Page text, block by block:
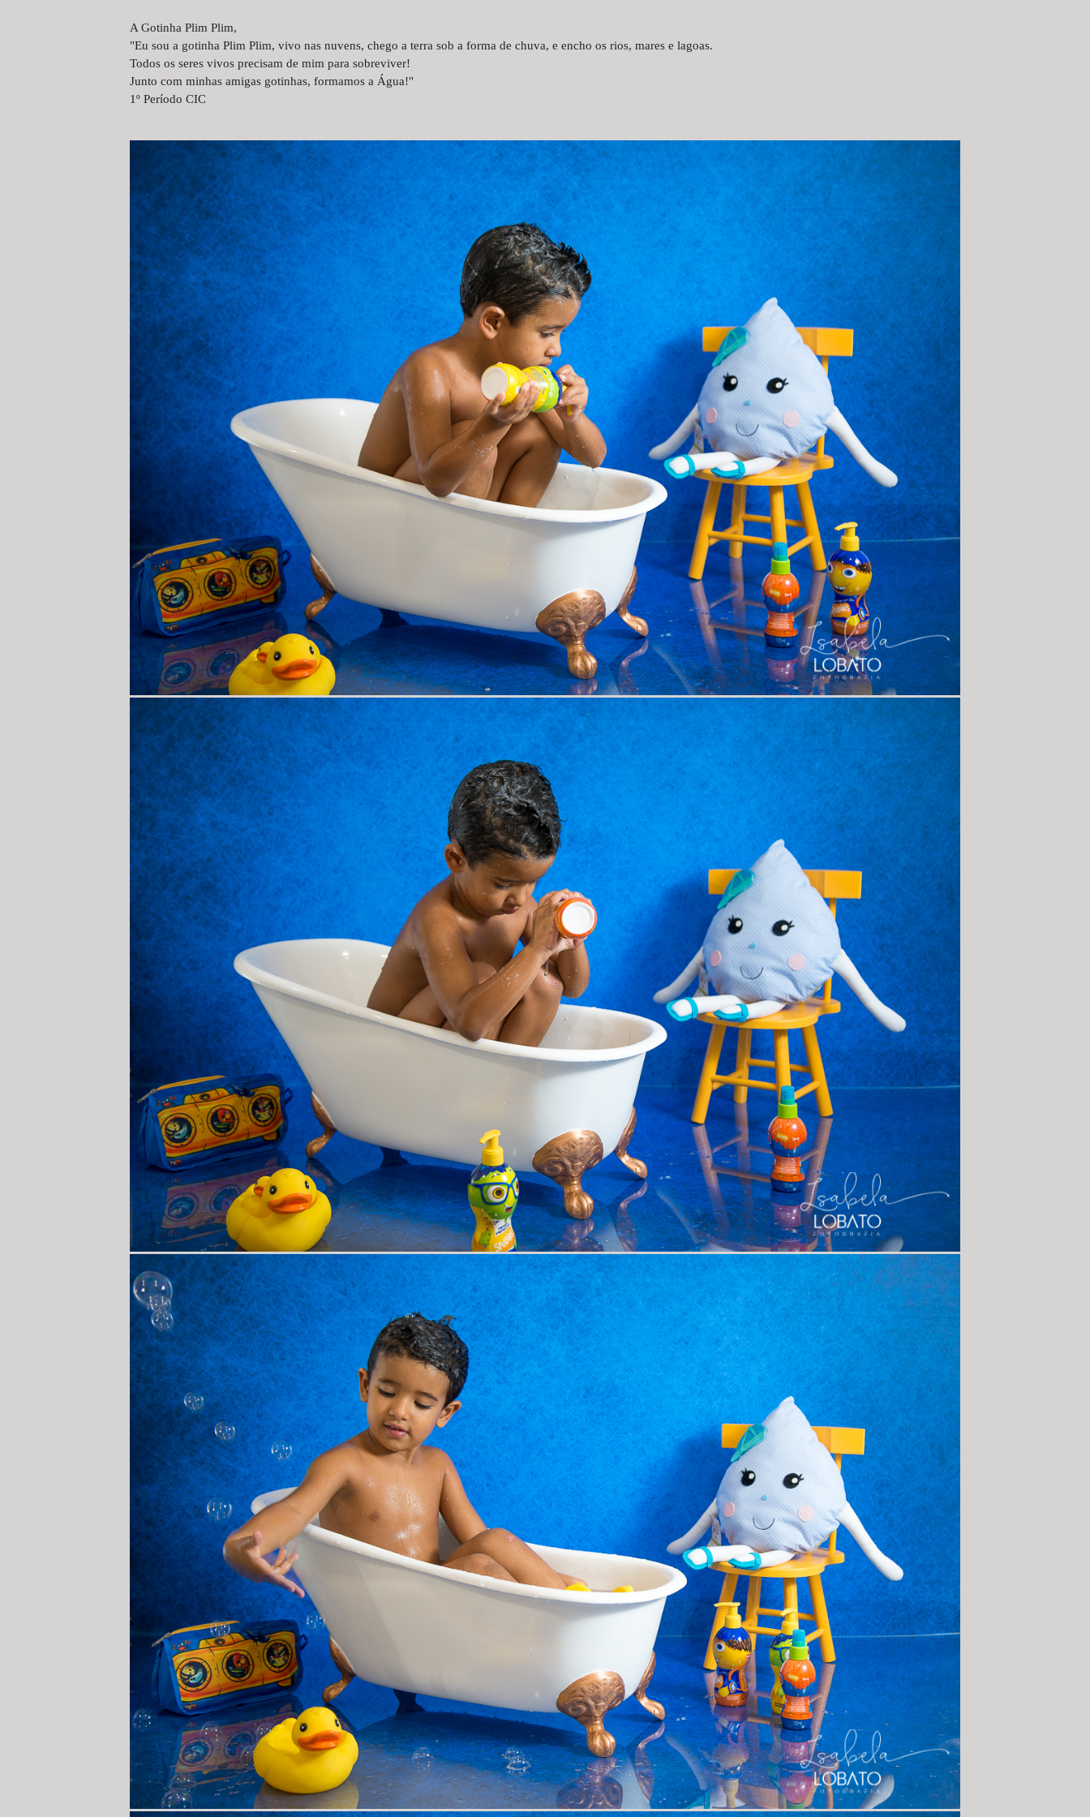
A Gotinha Plim Plim,
"Eu sou a gotinha Plim Plim, vivo nas nuvens, chego a terra sob a forma de chuva, e encho os rios, mares e lagoas.
Todos os seres vivos precisam de mim para sobreviver!
Junto com minhas amigas gotinhas, formamos a Água!"
1º Período CIC